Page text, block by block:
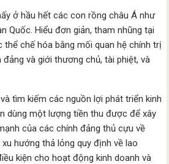
ở hầu hết các con rồng châu Á như
Quốc. Hiểu đơn giản, tham nhũng tại
thể chế hóa bằng mối quan hệ chính trị
và giới thương chủ, tài phiệt, và
tìm kiếm các nguồn lợi phát triển kinh
dùng một lượng tiền thu được để xây
của các chính đảng thủ cựu về
hướng thả lỏng quy định về lao
kiện cho hoạt động kinh doanh và